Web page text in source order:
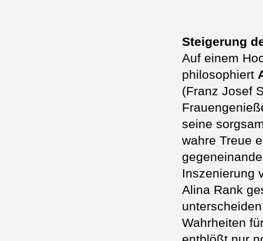
Steigerung
Auf einem
philosophiert
(Franz Josef
seine
wahre Treue
Inszenierung
Alina Rank
Wahrheiten